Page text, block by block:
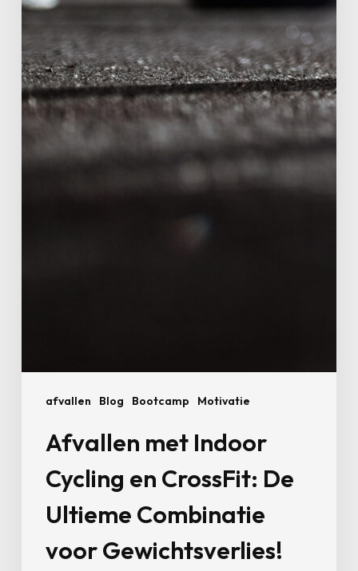
afvallen Blog Bootcamp Motivatie
Afvallen met Indoor
Cycling en CrossFit: De
Ultieme Combinatie
voor Gewichtsverlies!